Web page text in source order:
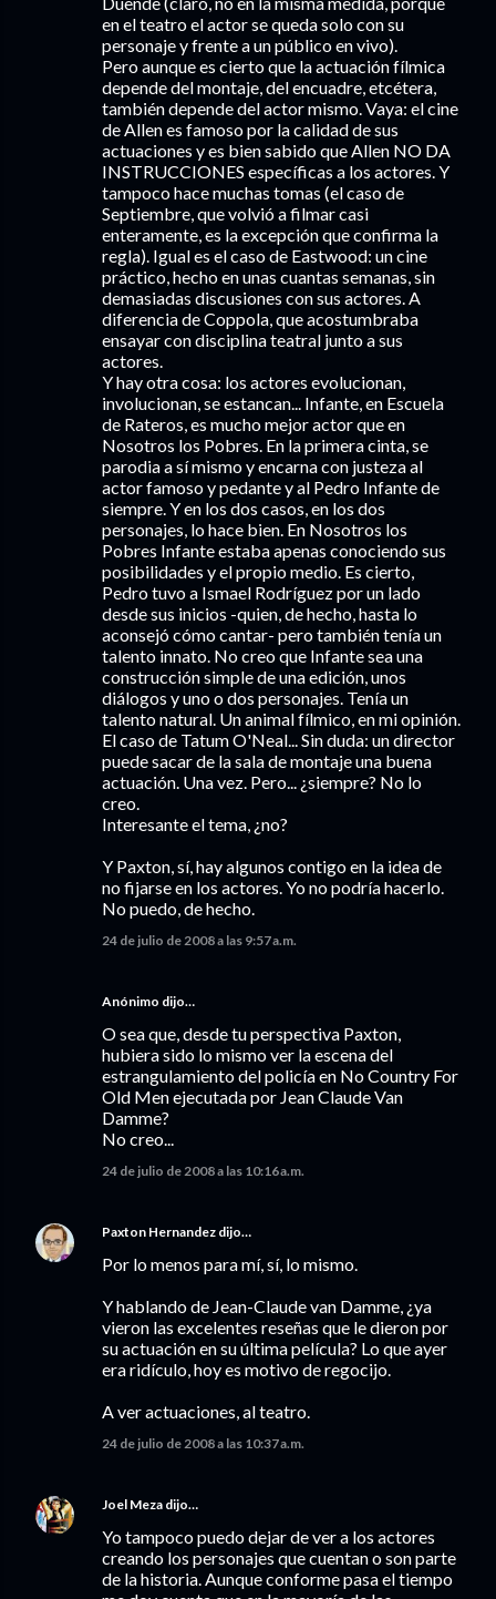
en el teatro el actor se queda solo con su
personaje y frente a un público en vivo).
Pero aunque es cierto que la actuación fílmica
depende del montaje, del encuadre, etcétera,
también depende del actor mismo. Vaya: el cine
de Allen es famoso por la calidad de sus
actuaciones y es bien sabido que Allen NO DA
INSTRUCCIONES específicas a los actores. Y
tampoco hace muchas tomas (el caso de
Septiembre, que volvió a filmar casi
enteramente, es la excepción que confirma la
regla). Igual es el caso de Eastwood: un cine
práctico, hecho en unas cuantas semanas, sin
demasiadas discusiones con sus actores. A
diferencia de Coppola, que acostumbraba
ensayar con disciplina teatral junto a sus
actores.
Y hay otra cosa: los actores evolucionan,
involucionan, se estancan... Infante, en Escuela
de Rateros, es mucho mejor actor que en
Nosotros los Pobres. En la primera cinta, se
parodia a sí mismo y encarna con justeza al
actor famoso y pedante y al Pedro Infante de
siempre. Y en los dos casos, en los dos
personajes, lo hace bien. En Nosotros los
Pobres Infante estaba apenas conociendo sus
posibilidades y el propio medio. Es cierto,
Pedro tuvo a Ismael Rodríguez por un lado
desde sus inicios -quien, de hecho, hasta lo
aconsejó cómo cantar- pero también tenía un
talento innato. No creo que Infante sea una
construcción simple de una edición, unos
diálogos y uno o dos personajes. Tenía un
talento natural. Un animal fílmico, en mi opinión.
El caso de Tatum O'Neal... Sin duda: un director
puede sacar de la sala de montaje una buena
actuación. Una vez. Pero... ¿siempre? No lo
creo.
Interesante el tema, ¿no?
Y Paxton, sí, hay algunos contigo en la idea de
no fijarse en los actores. Yo no podría hacerlo.
No puedo, de hecho.
24 de julio de 2008 a las 9:57 a.m.
Anónimo dijo…
O sea que, desde tu perspectiva Paxton,
hubiera sido lo mismo ver la escena del
estrangulamiento del policía en No Country For
Old Men ejecutada por Jean Claude Van
Damme?
No creo...
24 de julio de 2008 a las 10:16 a.m.
Paxton Hernandez dijo…
Por lo menos para mí, sí, lo mismo.
Y hablando de Jean-Claude van Damme, ¿ya
vieron las excelentes reseñas que le dieron por
su actuación en su última película? Lo que ayer
era ridículo, hoy es motivo de regocijo.
A ver actuaciones, al teatro.
24 de julio de 2008 a las 10:37 a.m.
Joel Meza dijo…
Yo tampoco puedo dejar de ver a los actores
creando los personajes que cuentan o son parte
de la historia. Aunque conforme pasa el tiempo